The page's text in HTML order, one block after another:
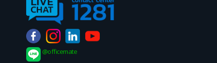
@officemate